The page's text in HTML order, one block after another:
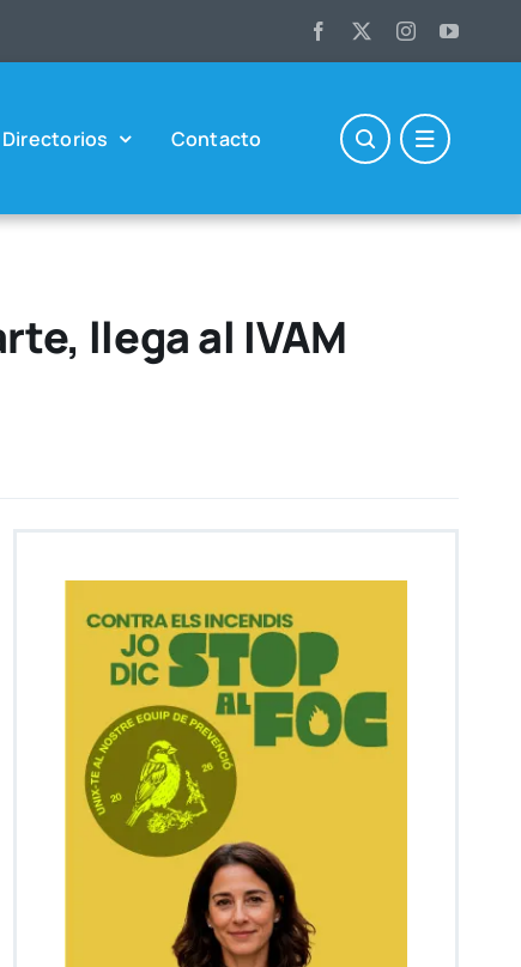
Direc­to­rios Con­tac­to
llega al IVAM